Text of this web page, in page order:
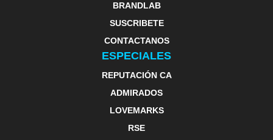
BRANDLAB
SUSCRIBETE
CONTACTANOS
ESPECIALES
REPUTACIÓN CA
ADMIRADOS
LOVEMARKS
RSE